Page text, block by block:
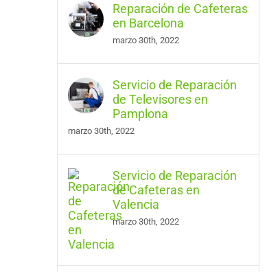
Reparación de Cafeteras
en Barcelona
marzo 30th, 2022
Servicio de Reparación
de Televisores en
Pamplona
marzo 30th, 2022
Servicio de Reparación
de Cafeteras en
Valencia
marzo 30th, 2022